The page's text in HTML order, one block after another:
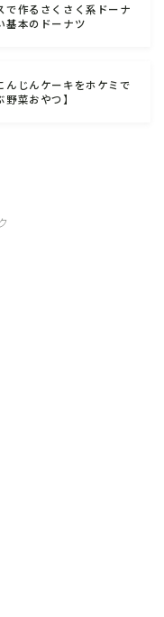
で作るさくさく系ドーナ
基本のドーナツ
んじんケーキをホケミで
菜おやつ】